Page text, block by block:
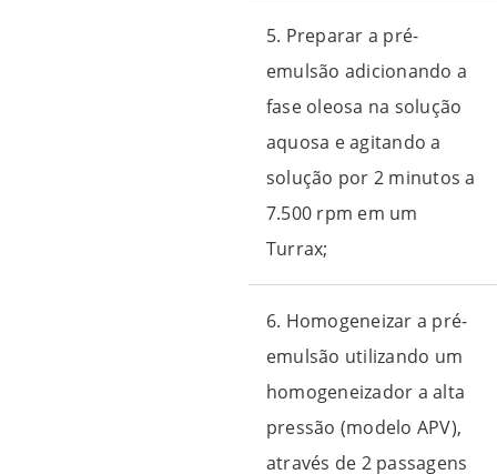
5. Preparar a pré-
emulsão adicionando a
fase oleosa na solução
aquosa e agitando a
solução por 2 minutos a
7.500 rpm em um
Turrax;
6. Homogeneizar a pré-
emulsão utilizando um
homogeneizador a alta
pressão (modelo APV),
através de 2 passagens